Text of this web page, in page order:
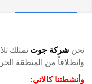
نحن شركة جوت نمتلك
وانطلاقاً من المنطقة
وأنشطتنا كالاتي: